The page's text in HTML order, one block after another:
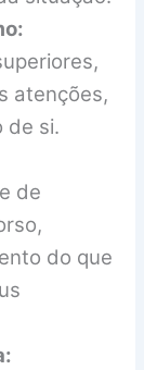
atenções,
de si.
de
do que